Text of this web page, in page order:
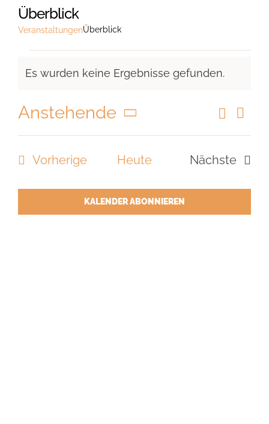
Überblick
VeranstaltungenÜberblick
Es wurden keine Ergebnisse gefunden.
und
Suche
Liste
Anstehende
Datum
wählen.
VorherigeVeranstaltungen
Heute
Nächste
KALENDER ABONNIEREN